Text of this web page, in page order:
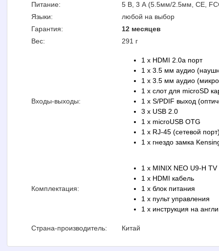
Питание:
5 В, 3 А (5.5мм/2.5мм, CE,
Языки:
любой на выбор
Гарантия:
12 месяцев
Вес:
291 г
Входы-выходы:
1 x HDMI 2.0a порт
1 x 3.5 мм аудио
1 x 3.5 мм аудио
1 x слот для microSD
1 x S/PDIF выход
3 x USB 2.0
1 x microUSB OTG
1 x RJ-45 (сетевой
1 x гнездо замка
Комплектация:
1 x MINIX NEO U9-H TV
1 x HDMI кабель
1 x блок питания
1 x пульт управления
1 x инструкция на
Страна-производитель: Китай